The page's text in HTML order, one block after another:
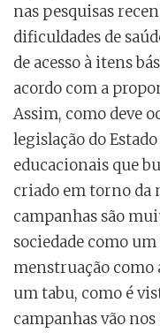
nas pesquisas
dificuldades de
de acesso à itens
acordo com a
Assim, como deve
legislação do
educacionais que
criado em torno da
campanhas são
sociedade como um
menstruação como
um tabu, como é
campanhas vão